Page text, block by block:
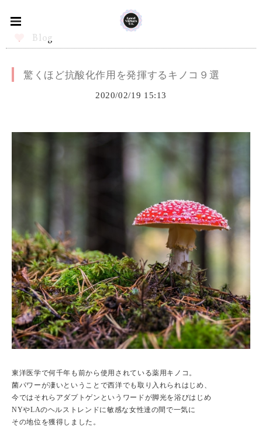
Blog
驚くほど抗酸化作用を発揮するキノコ９選
2020/02/19 15:13
東洋医学で何千年も前から使用されている薬用キノコ。
菌パワーが凄いということで西洋でも取り入れられはじめ、
今ではそれらアダプトゲンというワードが脚光を浴びはじめ
NYやLAのヘルストレンドに敏感な女性達の間で一気に
その地位を獲得しました。